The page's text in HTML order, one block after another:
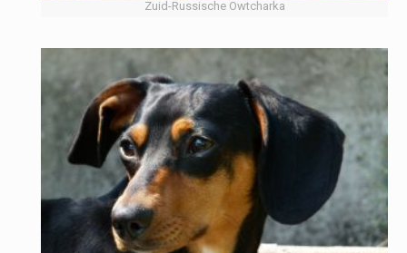
Zuid-Russische Owtcharka